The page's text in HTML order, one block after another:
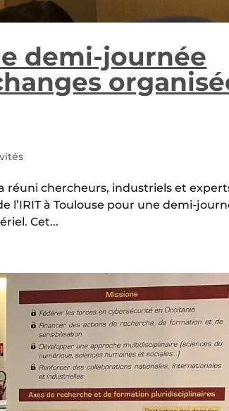
demi-journée
réuni chercheurs, industriels et
l’IRIT à Toulouse pour une demi-
Cet...